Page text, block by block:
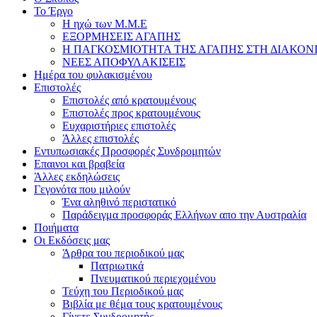
Το Έργο
Η ηχώ των Μ.Μ.Ε
ΕΞΟΡΜΗΣΕΙΣ ΑΓΑΠΗΣ
Η ΠΑΓΚΟΣΜΙΟΤΗΤΑ ΤΗΣ ΑΓΑΠΗΣ ΣΤΗ
ΝΕΕΣ ΑΠΟΦΥΛΑΚΙΣΕΙΣ
Ημέρα του φυλακισμένου
Επιστολές
Επιστολές από κρατουμένους
Επιστολές προς κρατουμένους
Ευχαριστήριες επιστολές
Άλλες επιστολές
Εντυπωσιακές Προσφορές Συνδρομητών
Επαινοι και βραβεία
Άλλες εκδηλώσεις
Γεγονότα που μιλούν
Ένα αληθινό περιστατικό
Παράδειγμα προσφοράς Ελλήνων απο την Αυστραλία
Ποιήματα
Οι Εκδόσεις μας
Άρθρα του περιοδικού μας
Πατριωτικά
Πνευματικού περιεχομένου
Τεύχη του Περιοδικού μας
Βιβλία με θέμα τους κρατουμένους